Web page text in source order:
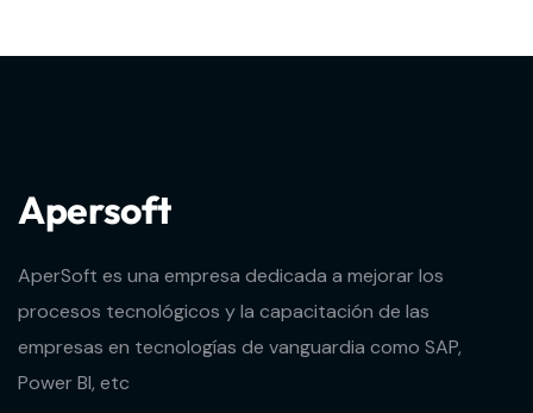
Apersoft
AperSoft es una empresa dedicada a mejorar los
procesos tecnológicos y la capacitación de las
empresas en tecnologías de vanguardia como SAP,
Power BI, etc